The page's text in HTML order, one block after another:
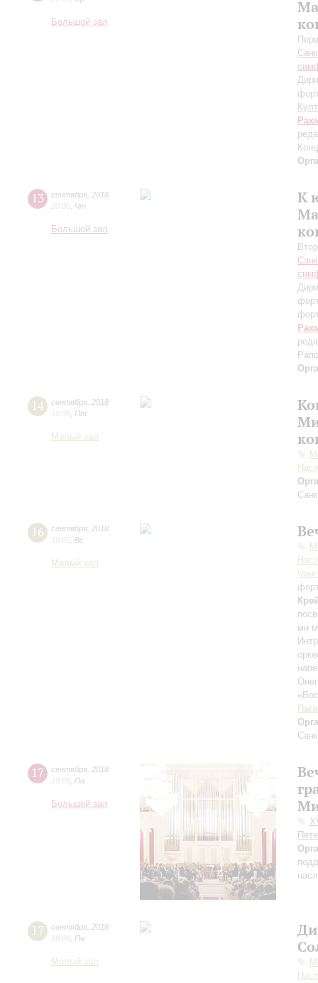
Большой зал
13 сентября 2018
20:00 Чт
Большой зал
К
14 сентября 2018
19:00 Пт
Малый зал
16 сентября 2018
19:00 Вс
Малый зал
ми
17 сентября 2018
19:00 Пн
Большой зал
17 сентября 2018
19:00 Пн
Малый зал